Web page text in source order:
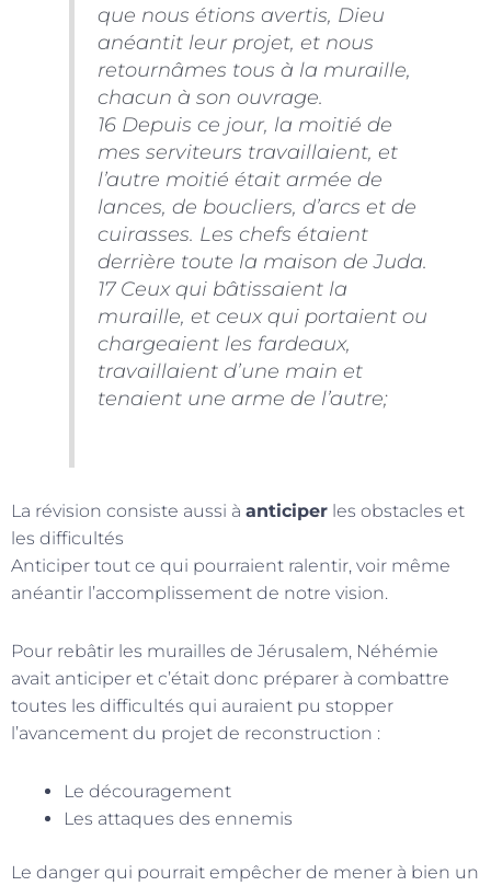
que nous étions avertis, Dieu
anéantit leur projet, et nous
retournâmes tous à la muraille,
chacun à son ouvrage.
16 Depuis ce jour, la moitié de
mes serviteurs travaillaient, et
l’autre moitié était armée de
lances, de boucliers, d’arcs et de
cuirasses. Les chefs étaient
derrière toute la maison de Juda.
17 Ceux qui bâtissaient la
muraille, et ceux qui portaient ou
chargeaient les fardeaux,
travaillaient d’une main et
tenaient une arme de l’autre;
La révision consiste aussi à anticiper les obstacles et
les difficultés
Anticiper tout ce qui pourraient ralentir, voir même
anéantir l’accomplissement de notre vision.
Pour rebâtir les murailles de Jérusalem, Néhémie
avait anticiper et c’était donc préparer à combattre
toutes les difficultés qui auraient pu stopper
l’avancement du projet de reconstruction :
Le découragement
Les attaques des ennemis
Le danger qui pourrait empêcher de mener à bien un